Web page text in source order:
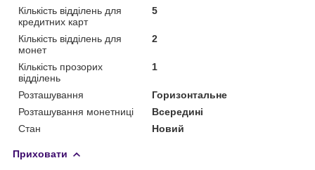
Кількість відділень для
кредитних карт
5
Кількість відділень для
монет
2
Кількість прозорих
відділень
1
Розташування
Горизонтальне
Розташування монетниці
Всередині
Стан
Новий
Приховати